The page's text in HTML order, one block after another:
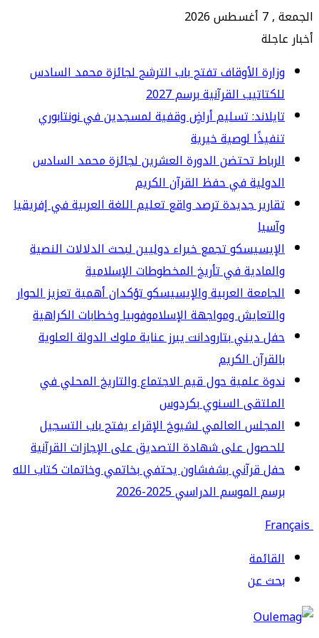
الأوقاف تفتح باب الترشح لجائزة محمد السادس
القرآنية برسم 2027
تسليم أراضٍ وقفية لمسجدين في نونتابوري
لوصية خيرية
تحتضن الدورة العشرين لجائزة محمد السادس
في حفظ القرآن الكريم
جديدة ترصد واقع تعليم اللغة العربية في إفريقيا
تجمع خبراء دوليين لبحث الدلالات النصية
في تأريخ المخطوطات الإسلامية
العربية والإيسيسكو تؤكدان أهمية تعزيز الحوار
ومواجهة الإسلاموفوبيا وخطابات الكراهية
ديني بتارودانت يبرز عناية ملوك الدولة العلوية
الكريم
علمية حول قيم الاجتماع والتاريخ المحلي في
السنوي بكردوس
العالمي لشيوخ الإقراء يفتح باب التسجيل
على شهادة التصديق على الإجازات القرآنية
قرآني بشفشاون يحتفي بخاتمي وخاتمات كتاب الله
الموسم الدراسي 2025-2026
عن